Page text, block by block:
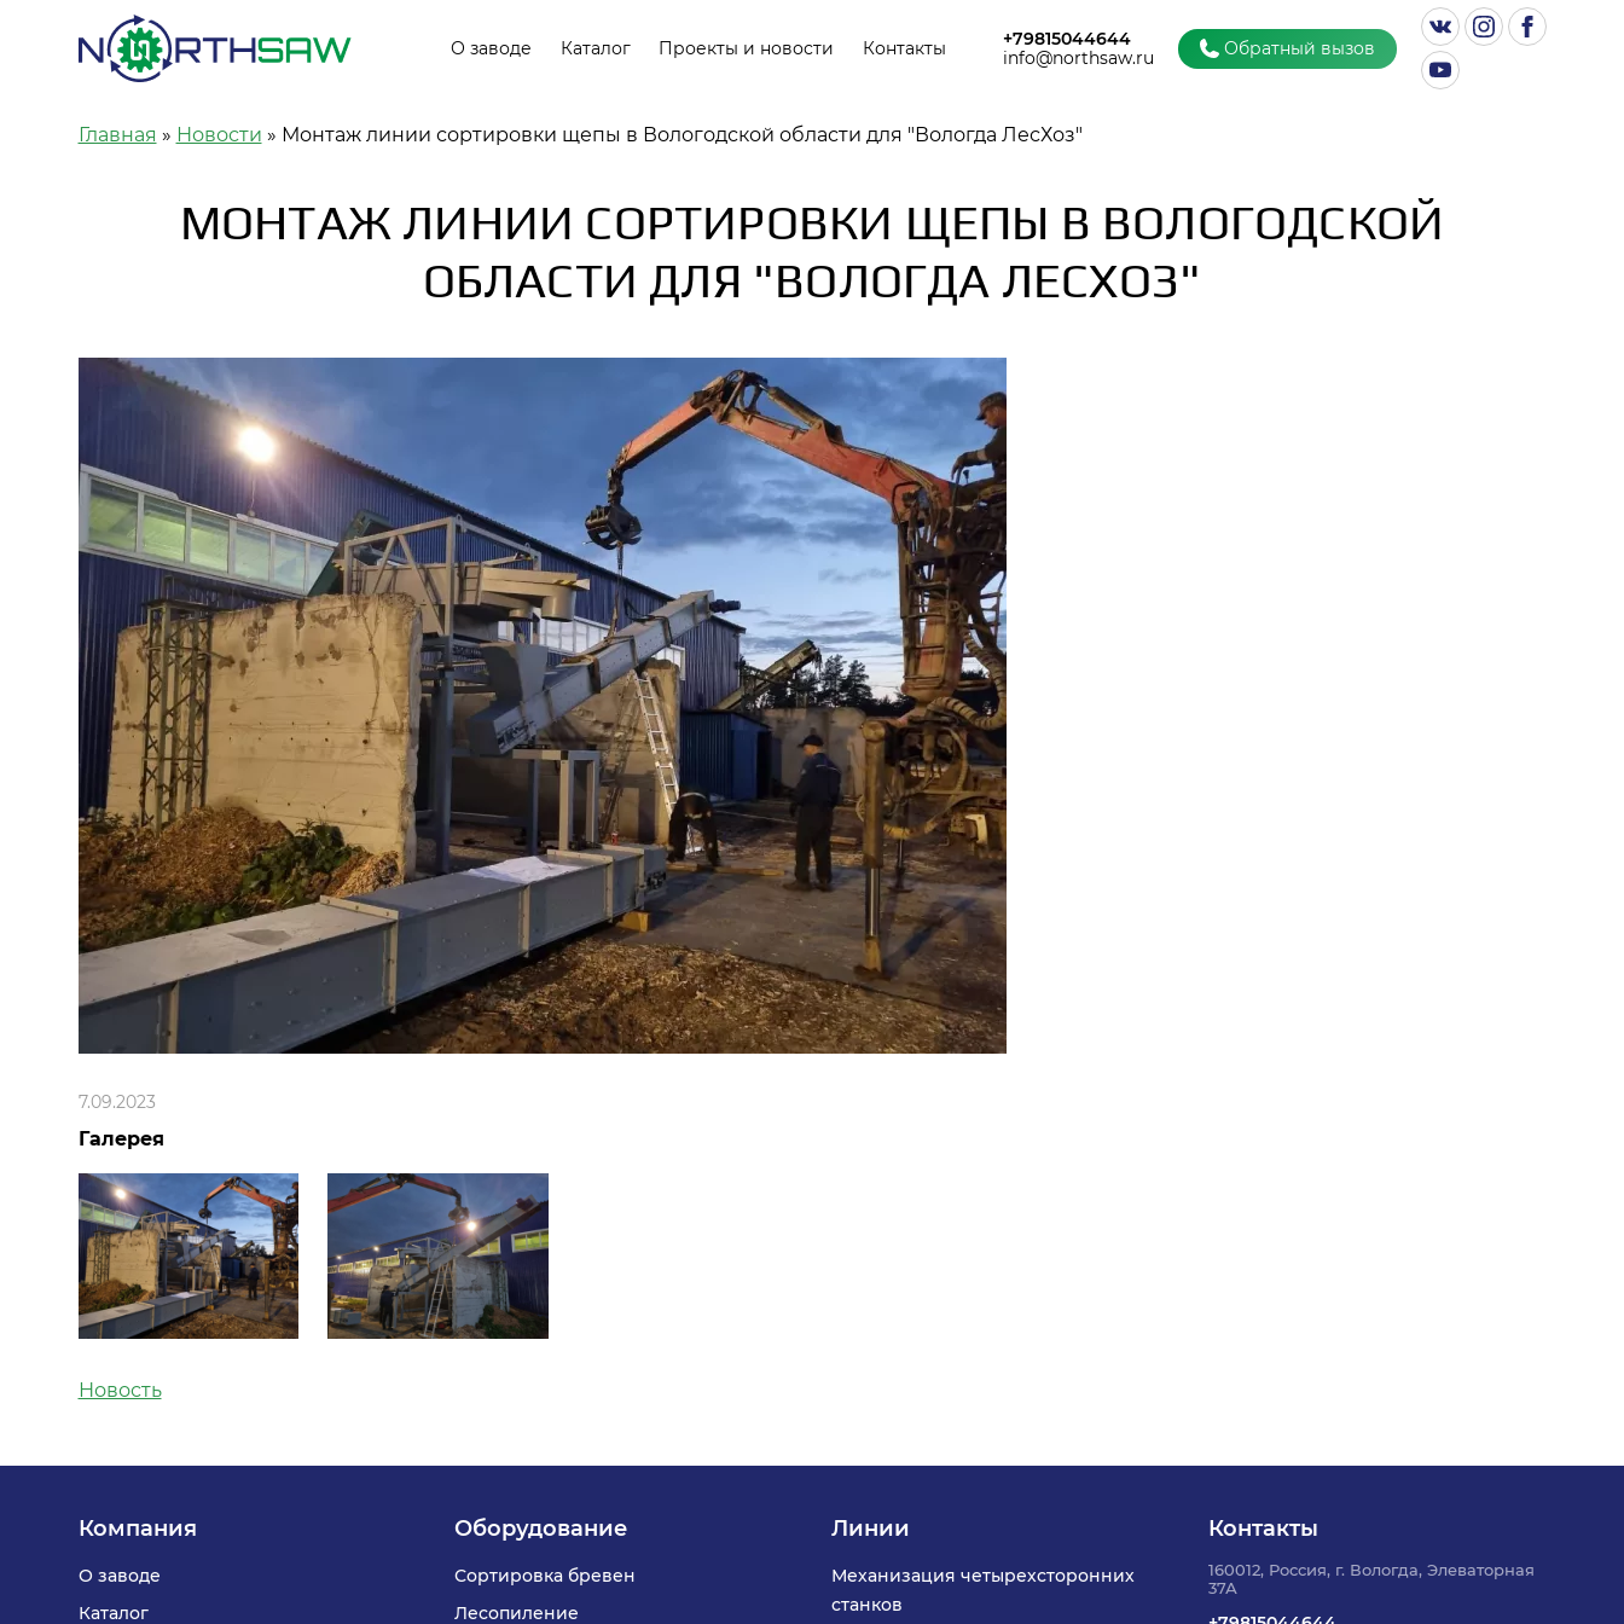
О заводе Каталог Проекты и новости Контакты +79815044644
info@northsaw.ru Обратный вызов
Строка навигации
Главная Новости Монтаж линии сортировки щепы в Вологодской области для "Вологда ЛесХоз"
МОНТАЖ ЛИНИИ СОРТИРОВКИ ЩЕПЫ В ВОЛОГОДСКОЙ
ОБЛАСТИ ДЛЯ "ВОЛОГДА ЛЕСХОЗ"
7.09.2023
Галерея
Новость
Компания
О заводе
Каталог
Оборудование
Сортировка бревен
Лесопиление
Линии
Механизация четырехсторонних
станков
Контакты
160012, Россия, г. Вологда, Элеваторная
37А